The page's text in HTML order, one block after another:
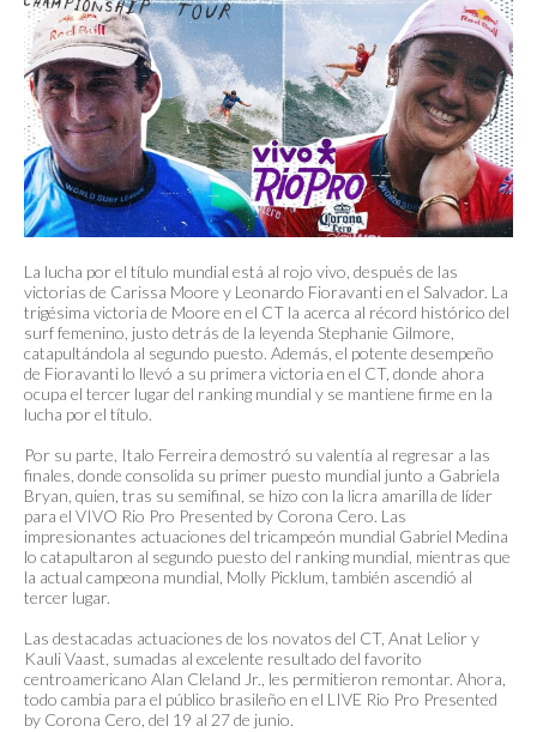
La lucha por el título mundial está al rojo vivo, después de las
victorias de Carissa Moore y Leonardo Fioravanti en el Salvador. La
trigésima victoria de Moore en el CT la acerca al récord histórico del
surf femenino, justo detrás de la leyenda Stephanie Gilmore,
catapultándola al segundo puesto. Además, el potente desempeño
de Fioravanti lo llevó a su primera victoria en el CT, donde ahora
ocupa el tercer lugar del ranking mundial y se mantiene firme en la
lucha por el título.
Por su parte, Italo Ferreira demostró su valentía al regresar a las
finales, donde consolida su primer puesto mundial junto a Gabriela
Bryan, quien, tras su semifinal, se hizo con la licra amarilla de líder
para el VIVO Rio Pro Presented by Corona Cero. Las
impresionantes actuaciones del tricampeón mundial Gabriel Medina
lo catapultaron al segundo puesto del ranking mundial, mientras que
la actual campeona mundial, Molly Picklum, también ascendió al
tercer lugar.
Las destacadas actuaciones de los novatos del CT, Anat Lelior y
Kauli Vaast, sumadas al excelente resultado del favorito
centroamericano Alan Cleland Jr., les permitieron remontar. Ahora,
todo cambia para el público brasileño en el LIVE Rio Pro Presented
by Corona Cero, del 19 al 27 de junio.